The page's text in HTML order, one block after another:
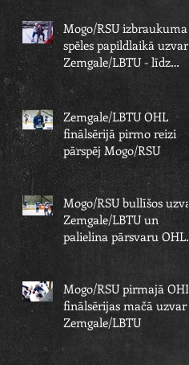
piekto čempionu
Mogo/RSU izbraukuma
spēles papildlaikā uzvar
Zemgale/LBTU - līdz
čempionu titulam paliek
viens solis
Zemgale/LBTU OHL
finālsērijā pirmo reizi
pārspēj Mogo/RSU
Mogo/RSU bullīšos uzvar
Zemgale/LBTU un
palielina pārsvaru OHL
finālsērijā
Mogo/RSU pirmajā OHL
finālsērijas mačā uzvar
Zemgale/LBTU